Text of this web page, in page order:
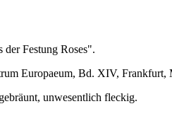
Festung Roses".
Europaeum, Bd. XIV,
unwesentlich fleckig.